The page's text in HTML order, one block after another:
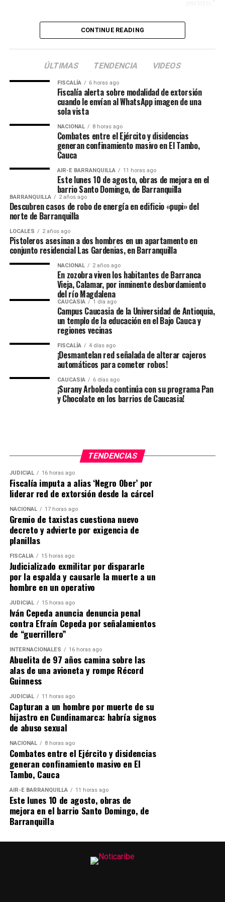
Introducción general
En la vida del creyente existen momentos de profunda
comunión con Dios, pero también temporadas en las
que el corazón atraviesa silencios, cargas y luchas
internas que no siempre pueden compartirse con otros.
Los siervos de Dios, aun aquellos que fortalecen a otros
mediante la palabra, la oración o el consejo, también
enfrentan momentos en los que necesitan consuelo,
La Biblia no oculta esta realidad. Por el contrario, revela
que muchos de los hombres que Dios utilizó
poderosamente atravesaron temporadas de lágrimas,
Sin embargo, estas experiencias no fueron el final de su
historia, sino parte del proceso mediante el cual Dios
formó su carácter y profundizó su relación con Él.
⸻
Introducción bíblica
Las Escrituras contienen numerosos testimonios de
hombres de fe que lloraron delante de Dios.
El rey David derramó lágrimas en múltiples ocasiones.
El profeta Jeremías fue llamado “el profeta llorón”.
El justo Job atravesó un dolor profundo.
El apóstol Pablo escribió sobre sus aflicciones y
específicos de su ministerio.
Esto demuestra que el dolor emocional no es
incompatible con la fe verdadera.
“Tú has contado mis huidas; pon mis lágrimas en tu
redoma; ¿no están ellas en tu libro?”
Este pasaje contiene una imagen profundamente
recipiente utilizado para conservar líquidos valiosos.
David utiliza esta metáfora para expresar que Dios
considera las lágrimas del creyente como algo digno de
El mensaje teológico es claro:
Cada lágrima derramada en fidelidad tiene valor delante
sus dudas, sus cargas y sus luchas.
CONTINUE READING
ÚLTIMAS TENDENCIA VIDEOS
FISCALÍA 6 horas ago
Fiscalía alerta sobre modalidad de extorsión
cuando le envían al WhatsApp imagen de una
sola vista
NACIONAL 8 horas ago
Combates entre el Ejército y disidencias
generan confinamiento masivo en El Tambo,
Cauca
AIR-E BARRANQUILLA 11 horas ago
Este lunes 10 de agosto, obras de mejora en el
barrio Santo Domingo, de Barranquilla
BARRANQUILLA 2 años ago
Descubren casos de robo de energía en edificio «pupi» del
norte de Barranquilla
LOCALES 2 años ago
Pistoleros asesinan a dos hombres en un apartamento en
conjunto residencial Las Gardenias, en Barranquilla
NACIONAL 2 años ago
En zozobra viven los habitantes de Barranca
Vieja, Calamar, por inminente desbordamiento
del río Magdalena
CAUCASIA 1 día ago
Campus Caucasia de la Universidad de Antioquia,
un templo de la educación en el Bajo Cauca y
regiones vecinas
FISCALÍA 4 días ago
¡Desmantelan red señalada de alterar cajeros
automáticos para cometer robos!
CAUCASIA 6 días ago
¡Surany Arboleda continúa con su programa Pan
y Chocolate en los barrios de Caucasia!
TENDENCIAS
JUDICIAL 16 horas ago
Fiscalía imputa a alias ‘Negro Ober’ por
liderar red de extorsión desde la cárcel
NACIONAL 17 horas ago
Gremio de taxistas cuestiona nuevo
decreto y advierte por exigencia de
planillas
FISCALÍA 15 horas ago
Judicializado exmilitar por dispararle
por la espalda y causarle la muerte a un
hombre en un operativo
JUDICIAL 15 horas ago
Iván Cepeda anuncia denuncia penal
contra Efraín Cepeda por señalamientos
de “guerrillero”
INTERNACIONALES 16 horas ago
Abuelita de 97 años camina sobre las
alas de una avioneta y rompe Récord
Guinness
JUDICIAL 11 horas ago
Capturan a un hombre por muerte de su
hijastro en Cundinamarca: habría signos
de abuso sexual
NACIONAL 8 horas ago
Combates entre el Ejército y disidencias
generan confinamiento masivo en El
Tambo, Cauca
AIR-E BARRANQUILLA 11 horas ago
Este lunes 10 de agosto, obras de
mejora en el barrio Santo Domingo, de
Barranquilla